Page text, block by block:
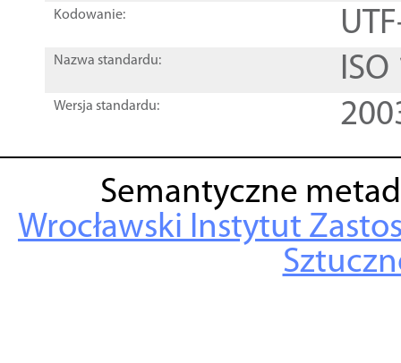
Kodowanie:
Nazwa standardu:
Wersja standardu:
Semantyczne
Wrocławski Instytut